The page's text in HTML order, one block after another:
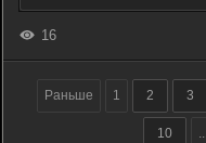
16
Раньше 1 2 3
10